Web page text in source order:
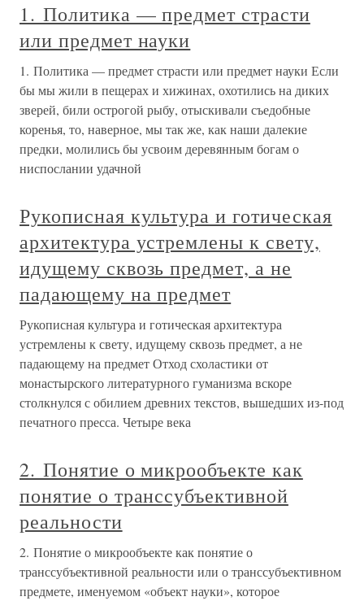
1. Политика — предмет страсти
или предмет науки
1. Политика — предмет страсти или предмет науки Если
бы мы жили в пещерах и хижинах, охотились на диких
зверей, били острогой рыбу, отыскивали съедобные
коренья, то, наверное, мы так же, как наши далекие
предки, молились бы усвоим деревянным богам о
ниспослании удачной
Рукописная культура и готическая
архитектура устремлены к свету,
идущему сквозь предмет, а не
падающему на предмет
Рукописная культура и готическая архитектура
устремлены к свету, идущему сквозь предмет, а не
падающему на предмет Отход схоластики от
монастырского литературного гуманизма вскоре
столкнулся с обилием древних текстов, вышедших из-под
печатного пресса. Четыре века
2. Понятие о микрообъекте как
понятие о транссубъективной
реальности
2. Понятие о микрообъекте как понятие о
транссубъективной реальности или о транссубъективном
предмете, именуемом «объект науки», которое